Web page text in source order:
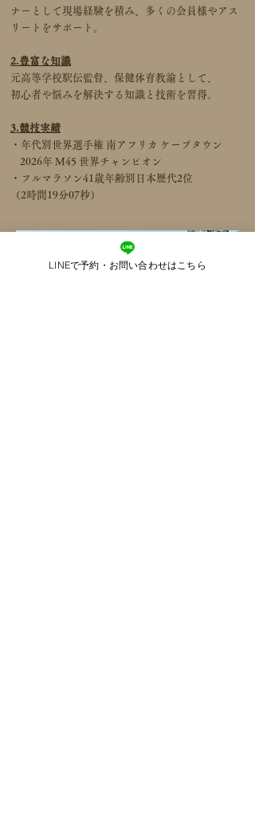
ナーとして現場経験を積み、多くの会員様やアス
リートをサポート。
2.豊富な知識
元高等学校駅伝監督、保健体育教諭として、
初心者や悩みを解決する知識と技術を習得。
3.競技実績
・年代別世界選手権 南アフリカ ケープタウン
2026年 M45 世界チャンピオン
・フルマラソン41歳年齢別日本歴代2位
（2時間19分07秒）
LINEで予約・お問い合わせはこちら